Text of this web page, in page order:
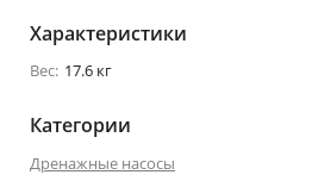
Характеристики
Вес: 17.6 кг
Категории
Дренажные насосы